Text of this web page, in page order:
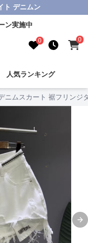
ト デニムン
ン実施中
0 0
人気ランキング
ニムスカート 裾フリンジ